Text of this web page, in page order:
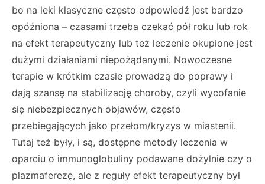
bo na leki klasyczne często odpowiedź jest bardzo
opóźniona – czasami trzeba czekać pół roku lub rok
na efekt terapeutyczny lub też leczenie okupione jest
dużymi działaniami niepożądanymi. Nowoczesne
terapie w krótkim czasie prowadzą do poprawy i
dają szansę na stabilizację choroby, czyli wycofanie
się niebezpiecznych objawów, często
przebiegających jako przełom/kryzys w miastenii.
Tutaj też były, i są, dostępne metody leczenia w
oparciu o immunoglobuliny podawane dożylnie czy o
plazmaferezę, ale z reguły efekt terapeutyczny był